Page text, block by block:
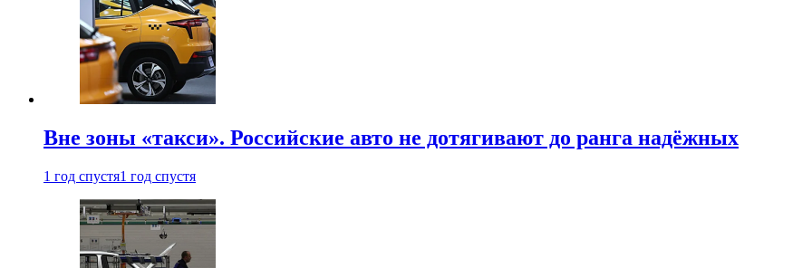
Вне зоны «такси». Российские авто не дотягивают до ранга надёжных
1 год спустя1 год спустя